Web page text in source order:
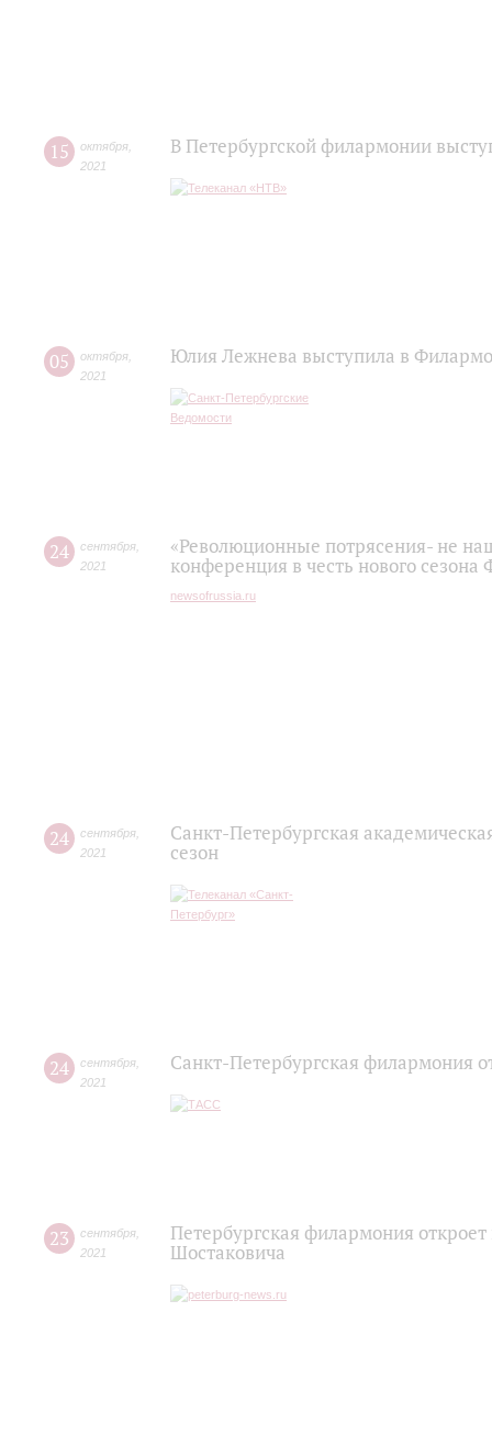
15 октября
2021
В Петербургской филармонии
05 октября
2021
Юлия Лежнева выступила в
24 сентября
2021
«Революционные потрясения- не
конференция в честь нового
newsofrussia.ru
24 сентября
2021
Санкт-Петербургская
сезон
24 сентября
2021
Санкт-Петербургская филармония
23 сентября
2021
Петербургская филармония
Шостаковича